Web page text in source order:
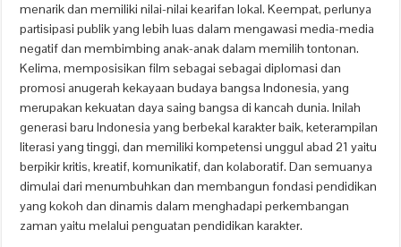
menarik dan memiliki nilai-nilai kearifan lokal. Keempat, perlunya
partisipasi publik yang lebih luas dalam mengawasi media-media
negatif dan membimbing anak-anak dalam memilih tontonan.
Kelima, memposisikan film sebagai sebagai diplomasi dan
promosi anugerah kekayaan budaya bangsa Indonesia, yang
merupakan kekuatan daya saing bangsa di kancah dunia. Inilah
generasi baru Indonesia yang berbekal karakter baik, keterampilan
literasi yang tinggi, dan memiliki kompetensi unggul abad 21 yaitu
berpikir kritis, kreatif, komunikatif, dan kolaboratif. Dan semuanya
dimulai dari menumbuhkan dan membangun fondasi pendidikan
yang kokoh dan dinamis dalam menghadapi perkembangan
zaman yaitu melalui penguatan pendidikan karakter.